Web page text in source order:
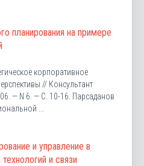
планирования на примере
корпоративное
// Консультант
— N 6. — С. 10-16. Парсаданов
...
и управление в
и связи